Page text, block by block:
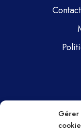
Gérer